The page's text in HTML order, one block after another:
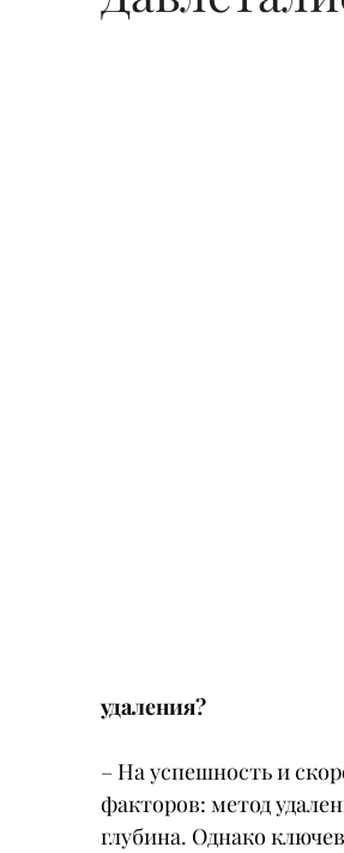
удаления?
– На успешность и
факторов: метод
глубина. Однако